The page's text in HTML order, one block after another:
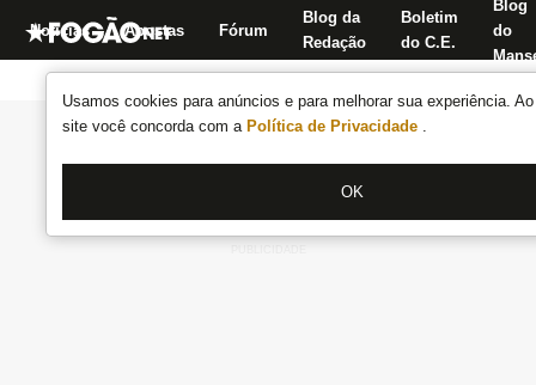
Usamos cookies para anúncios e para melhorar sua experiência.
site você concorda com a Política de Privacidade .
OK
Notícias Apostas Fórum
Blog da
Redação
Boletim
do C.E.
Blog
do